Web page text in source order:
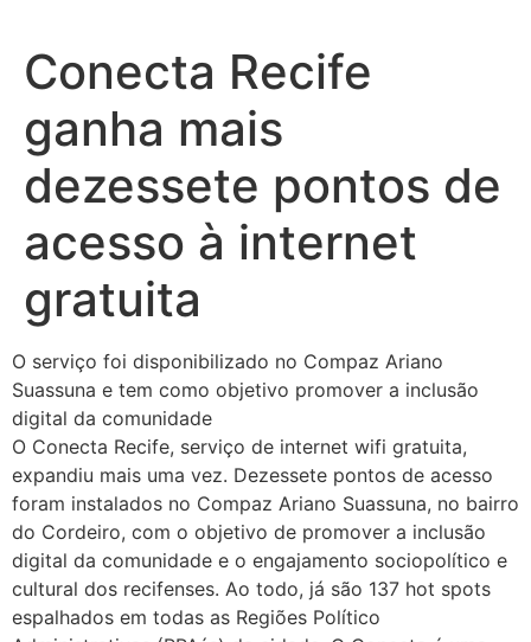
Conecta Recife
ganha mais
dezessete pontos de
acesso à internet
gratuita
O serviço foi disponibilizado no Compaz Ariano
Suassuna e tem como objetivo promover a inclusão
digital da comunidade
O Conecta Recife, serviço de internet wifi gratuita,
expandiu mais uma vez. Dezessete pontos de acesso
foram instalados no Compaz Ariano Suassuna, no bairro
do Cordeiro, com o objetivo de promover a inclusão
digital da comunidade e o engajamento sociopolítico e
cultural dos recifenses. Ao todo, já são 137 hot spots
espalhados em todas as Regiões Político